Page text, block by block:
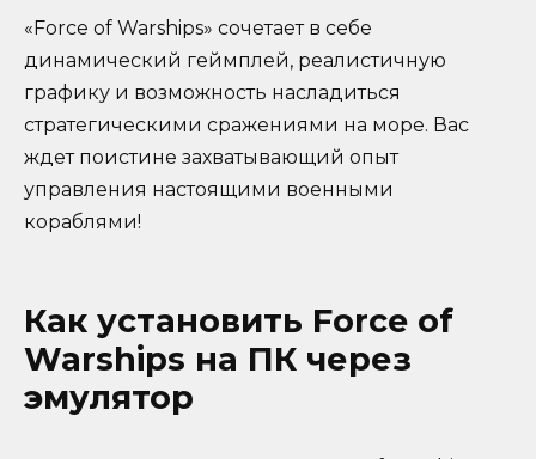
«Force of Warships» сочетает в себе
динамический геймплей, реалистичную
графику и возможность насладиться
стратегическими сражениями на море. Вас
ждет поистине захватывающий опыт
управления настоящими военными
кораблями!
Как установить Force of
Warships на ПК через
эмулятор